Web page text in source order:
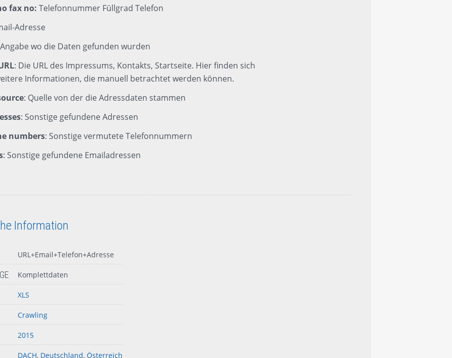
fax no: Telefonnummer Füllgrad Telefon
Adresse
Angabe wo die Daten gefunden wurden
: Die URL des Impressums, Kontakts, Startseite. Hier finden sich
Informationen, die manuell betrachtet werden können.
: Quelle von der die Adressdaten stammen
: Sonstige gefundene Adressen
numbers: Sonstige vermutete Telefonnummern
: Sonstige gefundene Emailadressen
Information
URL+Email+Telefon+Adresse
Komplettdaten
XLS
Crawling
2015
DACH, Deutschland,Österreich